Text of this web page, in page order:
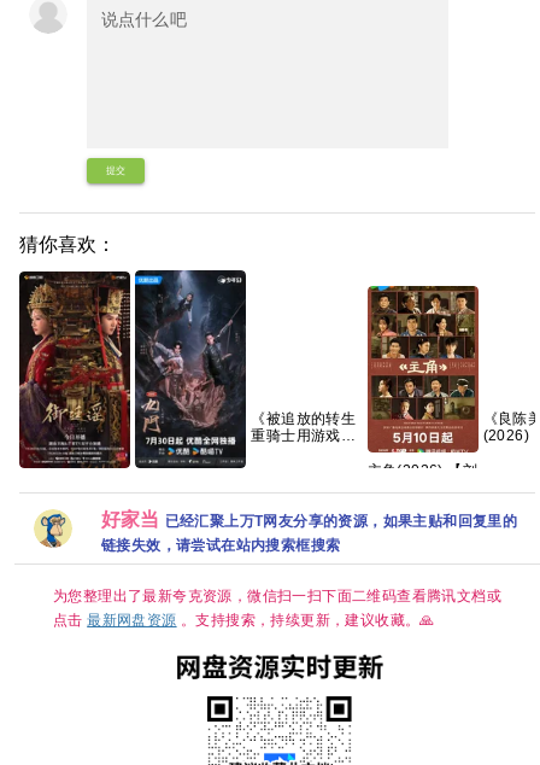
提交
猜你喜欢：
国语中字.网盘资
源][2GB集]
语中字网盘资源]
[1GB集]
《被追放的转生
重骑士用游戏知
主角(2026) 【刘
克/百度网盘资源
《良陈
(2026)
好家当 已经汇聚上万T网友分享的资源，如果主贴和回复里的
链接失效，请尝试在站内搜索框搜索
为您整理出了最新夸克资源，微信扫一扫下面二维码查看腾讯文档或
点击最新网盘资源 。支持搜索，持续更新，建议收藏。🙏